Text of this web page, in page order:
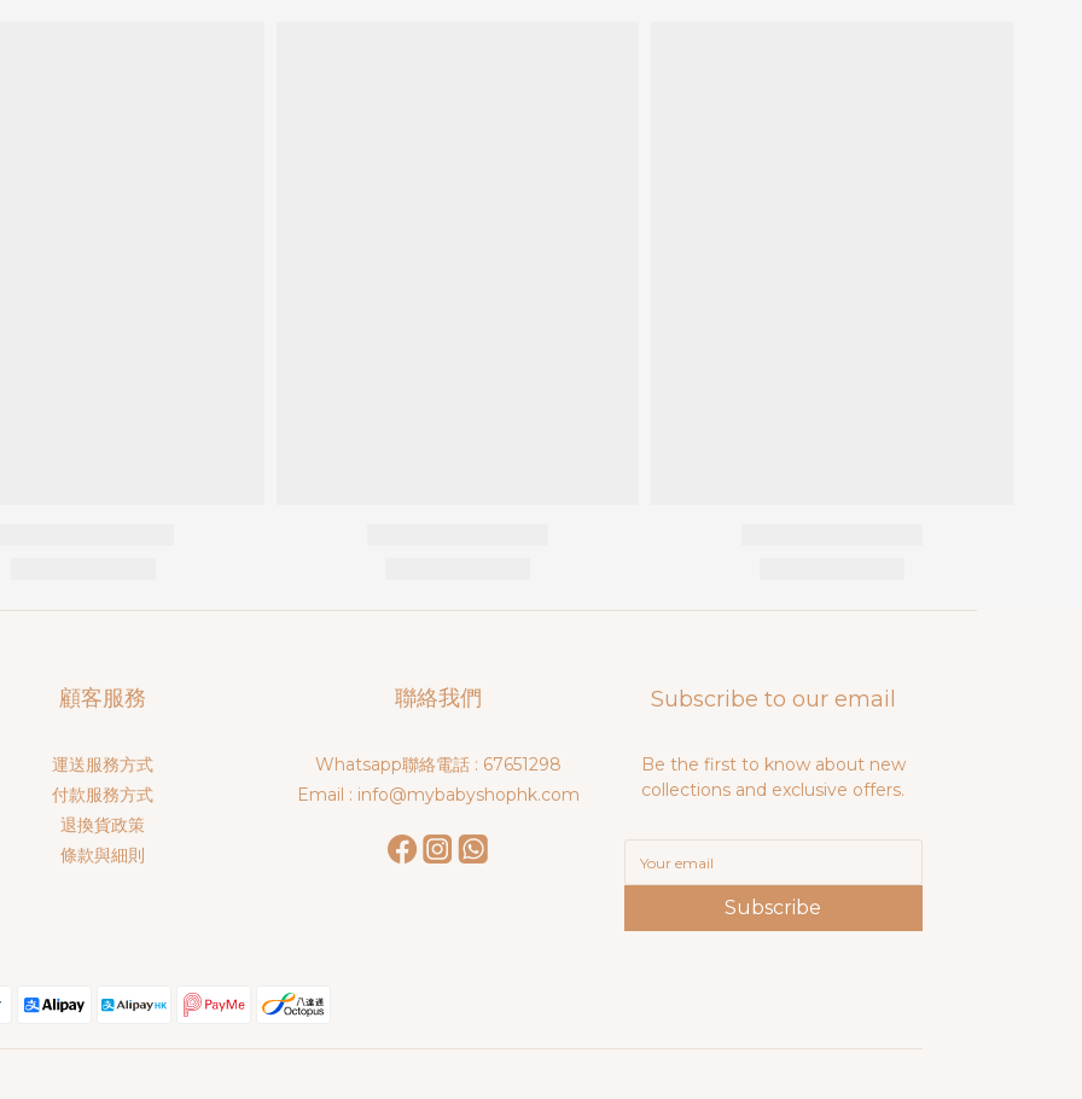
顧客服務
運送服務方式
付款服務方式
退換貨政策
條款與細則
聯絡我們
Whatsapp聯絡電話 : 67651298
Email : info@mybabyshophk.com
Subscribe to our email
Be the first to know about new
collections and exclusive offers.
Subscribe